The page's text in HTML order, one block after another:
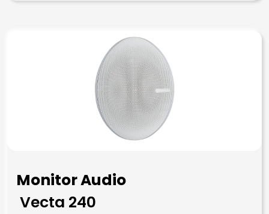
Monitor Audio
Vecta 240